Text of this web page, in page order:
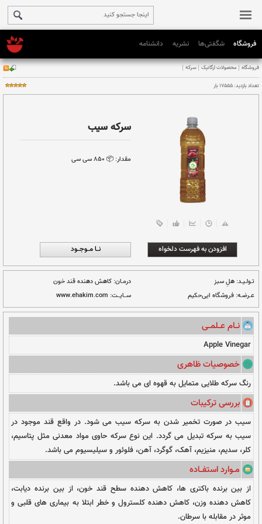
فروشگاه شگفتی‌ها نشریه دانشنامه
سرکه سیب
مقدار:📦 ٨٥٠ سی سی
دلخواه نــا مــوجــود
ســایــت:www.ehakim.com